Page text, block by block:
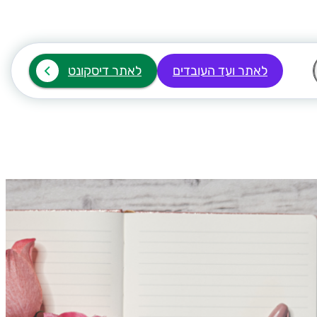
לאתר ועד העובדים לאתר דיסקונט